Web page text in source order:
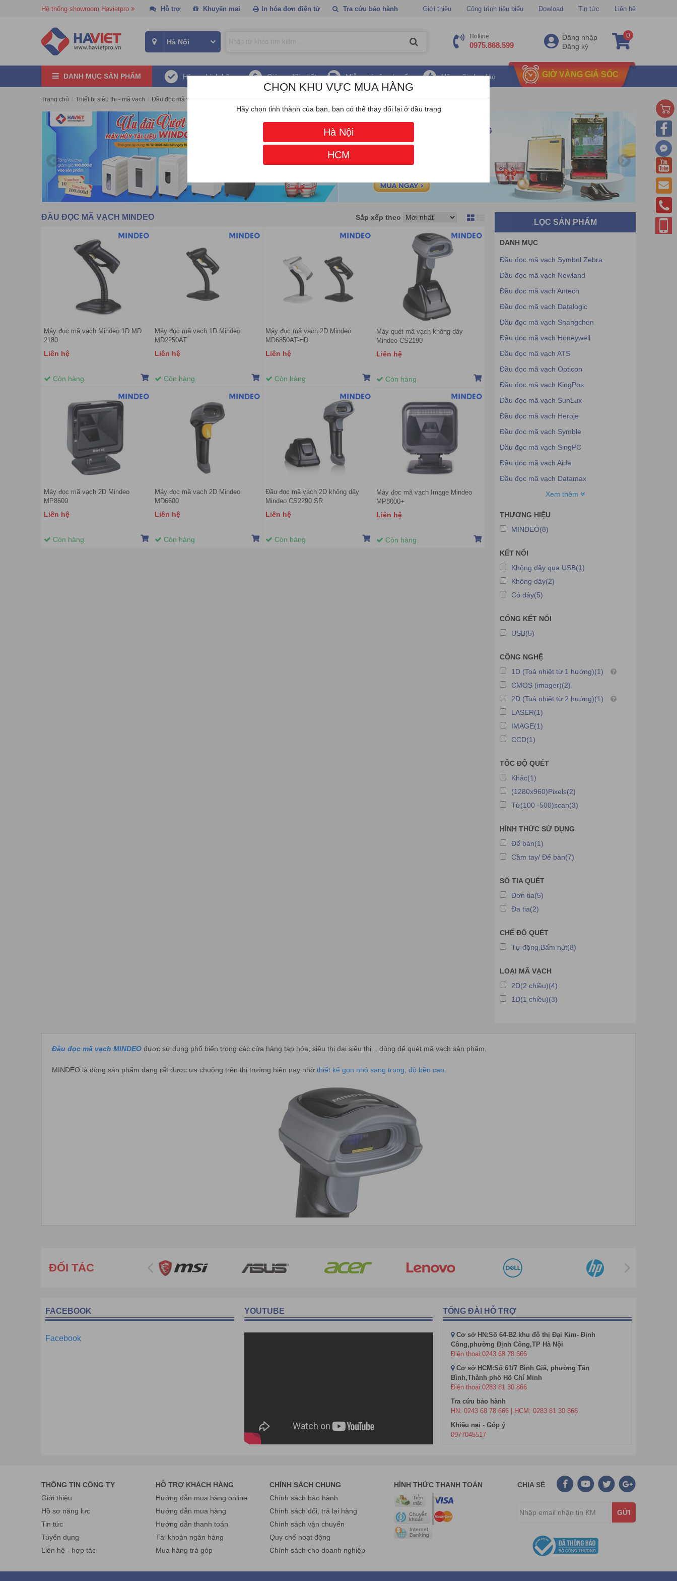
Hệ thống showroom Havietpro Hỗ trợ Khuyến mại In hóa đơn điện tử Tra cứu bảo hành Giới thiệu Công trình tiêu biểu Dowload Tin tức Liên hệ
Hotline
0975.868.599
Đăng nhập
Đăng ký
0
DANH MỤC SẢN PHẨM Hàng chính hãng Giá ưu đãi nhất Miễn phí vận chuyển Hậu mãi chu đáo GIỜ VÀNG GIÁ SỐC
Trang chủ / Thiết bị siêu thị - mã vạch / Đầu đọc mã vạch / Đầu đọc mã vạch MINDEO
ĐẦU ĐỌC MÃ VẠCH MINDEO Sắp xếp theo
Máy đọc mã vạch Mindeo 1D MD
2180
Liên hệ
Còn hàng
Máy đọc mã vạch 1D Mindeo
MD2250AT
Liên hệ
Còn hàng
Máy đọc mã vạch 2D Mindeo
MD6850AT-HD
Liên hệ
Còn hàng
Máy quét mã vạch không dây
Mindeo CS2190
Liên hệ
Còn hàng
Máy đọc mã vạch 2D Mindeo
MP8600
Liên hệ
Còn hàng
Máy đọc mã vạch 2D Mindeo
MD6600
Liên hệ
Còn hàng
Đầu đọc mã vạch 2D không dây
Mindeo CS2290 SR
Liên hệ
Còn hàng
Máy đọc mã vạch Image Mindeo
MP8000+
Liên hệ
Còn hàng
LỌC SẢN PHẨM
DANH MỤC
Đầu đọc mã vạch Symbol Zebra
Đầu đọc mã vạch Newland
Đầu đọc mã vạch Antech
Đầu đọc mã vạch Datalogic
Đầu đọc mã vạch Shangchen
Đầu đọc mã vạch Honeywell
Đầu đọc mã vạch ATS
Đầu đọc mã vạch Opticon
Đầu đọc mã vạch KingPos
Đầu đọc mã vạch SunLux
Đầu đọc mã vạch Heroje
Đầu đọc mã vạch Symble
Đầu đọc mã vạch SingPC
Đầu đọc mã vạch Aida
Đầu đọc mã vạch Datamax
Đầu đọc mã vạch Ecoprint
Đầu đọc mã vạch Godex
Đầu đọc mã vạch Metrologic
Đầu đọc mã vạch Birch
Đầu đọc mã vạch Unitech
Đầu đọc mã vạch Scanner
Đầu đọc mã vạch Tawa
Đầu đọc mã vạch Saki
Đầu đọc mã vạch Hugo
Đầu đọc mã vạch Zonerich
Đầu đọc mã vạch DIAMOND
Đầu đọc mã vạch NETUM
Đầu đọc mã vạch Xpos
Đầu đọc mã vạch MINDEO
Đầu đọc mã vạch Riotec
Đầu đọc mã vạch Winson
Đầu đọc mạch Richta
Đầu đọc mã vạch Roco
Đầu đọc mã vạch Symcode
Đầu đọc mã vạch Superlead
Xem thêm
THƯƠNG HIỆU
MINDEO(8)
KẾT NỐI
Không dây qua USB(1)
Không dây(2)
Có dây(5)
CỔNG KẾT NỐI
USB(5)
CÔNG NGHỆ
1D (Toả nhiệt từ 1 hướng)(1)
CMOS (imager)(2)
2D (Toả nhiệt từ 2 hướng)(1)
LASER(1)
IMAGE(1)
CCD(1)
TỐC ĐỘ QUÉT
Khác(1)
(1280x960)Pixels(2)
Từ(100 -500)scan(3)
HÌNH THỨC SỬ DỤNG
Để bàn(1)
Cầm tay/ Để bàn(7)
SỐ TIA QUÉT
Đơn tia(5)
Đa tia(2)
CHẾ ĐỘ QUÉT
Tự động,Bấm nút(8)
LOẠI MÃ VẠCH
2D(2 chiều)(4)
1D(1 chiều)(3)
Đầu đọc mã vạch MINDEO được sử dụng phổ biến trong các cửa hàng tạp hóa, siêu thị đại siêu thị... dùng để quét mã vạch sản phẩm.
MINDEO là dòng sản phẩm đang rất được ưa chuộng trên thị trường hiện nay nhờ thiết kế gọn nhỏ sang trọng, độ bền cao
là dòng máy quét mã vạch giá rẻ, phù hợp với các cửa hàng tạp hóa, cửa hàng và siêu thị mini. Đây là 1 sự lựa chọn rất phù hợp đối với những mô hình
ĐỐI TÁC
FACEBOOK
Facebook
YOUTUBE TỔNG ĐÀI HỖ TRỢ
Cơ sở HN:Số 64-B2 khu đô thị Đại Kim- Định
Công,phường Định Công,TP Hà Nội
Điện thoại:0243 68 78 666
Cơ sở HCM:Số 61/7 Bình Giã, phường Tân
Bình,Thành phố Hồ Chí Minh
Điện thoại:0283 81 30 866
Tra cứu bảo hành
HN: 0243 68 78 666 | HCM: 0283 81 30 866
Khiếu nại - Góp ý
0977045517
THÔNG TIN CÔNG TY
Giới thiệu
Hồ sơ năng lực
Tin tức
Tuyển dụng
Liên hệ - hợp tác
HỖ TRỢ KHÁCH HÀNG
Hướng dẫn mua hàng online
Hướng dẫn mua hàng
Hướng dẫn thanh toán
Tài khoản ngân hàng
Mua hàng trả góp
CHÍNH SÁCH CHUNG
Chính sách bảo hành
Chính sách đổi, trả lại hàng
Chính sách vận chuyển
Quy chế hoạt động
Chính sách cho doanh nghiệp
HÌNH THỨC THANH TOÁN CHIA SẺ
GỬI
CHỌN KHU VỰC MUA HÀNG
Hãy chọn tỉnh thành của bạn, bạn có thể thay đổi lại ở đầu trang
Hà Nội
HCM